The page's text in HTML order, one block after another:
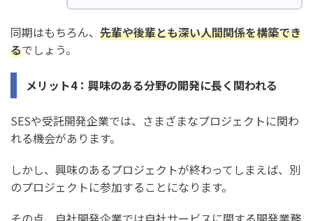
同期はもちろん、 先輩や後輩とも深い人間関係を構築でき
るでしょう。
メリット4：興味のある分野の開発に長く関われる
SESや受託開発企業では、さまざまなプロジェクトに関わ
れる機会があります。
しかし、興味のあるプロジェクトが終わってしまえば、別
のプロジェクトに参加することになります。